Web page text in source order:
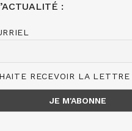
:
RECEVOIR LA LETTRE